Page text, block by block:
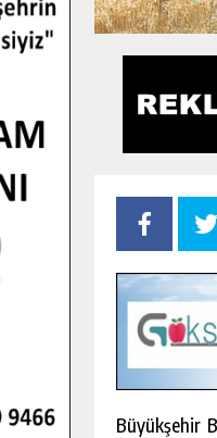
Büyükşehir